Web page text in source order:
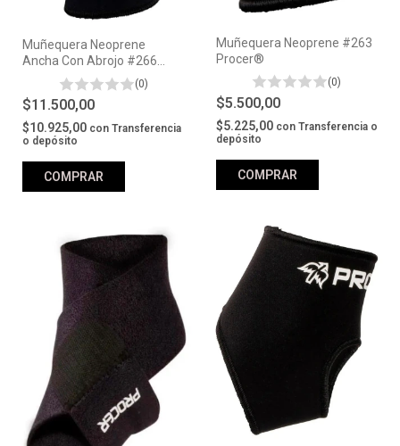
Muñequera Neoprene
Ancha Con Abrojo #266
Procer®
(0)
$11.500,00
$10.925,00 con Transferencia
o depósito
COMPRAR
Muñequera Neoprene #263
Procer®
(0)
$5.500,00
$5.225,00 con Transferencia o
depósito
COMPRAR